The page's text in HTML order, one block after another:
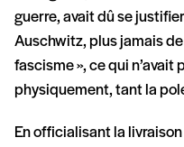
guerre, avait dû se
Auschwitz, plus jamais
fascisme », ce qui n’avait
physiquement, tant la
En officialisant la